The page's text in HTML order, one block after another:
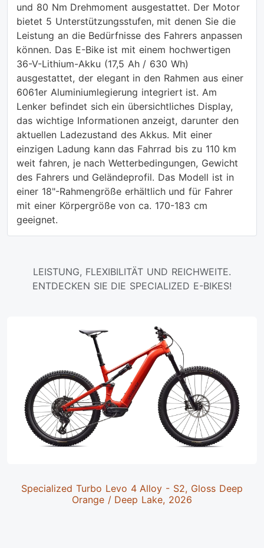
und 80 Nm Drehmoment ausgestattet. Der Motor
bietet 5 Unterstützungsstufen, mit denen Sie die
Leistung an die Bedürfnisse des Fahrers anpassen
können. Das E-Bike ist mit einem hochwertigen
36-V-Lithium-Akku (17,5 Ah / 630 Wh)
ausgestattet, der elegant in den Rahmen aus einer
6061er Aluminiumlegierung integriert ist. Am
Lenker befindet sich ein übersichtliches Display,
das wichtige Informationen anzeigt, darunter den
aktuellen Ladezustand des Akkus. Mit einer
einzigen Ladung kann das Fahrrad bis zu 110 km
weit fahren, je nach Wetterbedingungen, Gewicht
des Fahrers und Geländeprofil. Das Modell ist in
einer 18"-Rahmengröße erhältlich und für Fahrer
mit einer Körpergröße von ca. 170-183 cm
geeignet.
LEISTUNG, FLEXIBILITÄT UND REICHWEITE.
ENTDECKEN SIE DIE SPECIALIZED E-BIKES!
Specialized Turbo Levo 4 Alloy - S2, Gloss Deep
Orange / Deep Lake, 2026